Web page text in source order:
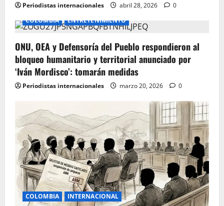
Periodistas internacionales abril 28, 2026
0
COLOMBIA
ENTRETENIMIENTO
ONU, OEA y Defensoría del Pueblo respondieron al
bloqueo humanitario y territorial anunciado por
‘Iván Mordisco’: tomarán medidas
Periodistas internacionales marzo 20, 2026 0
COLOMBIA INTERNACIONAL